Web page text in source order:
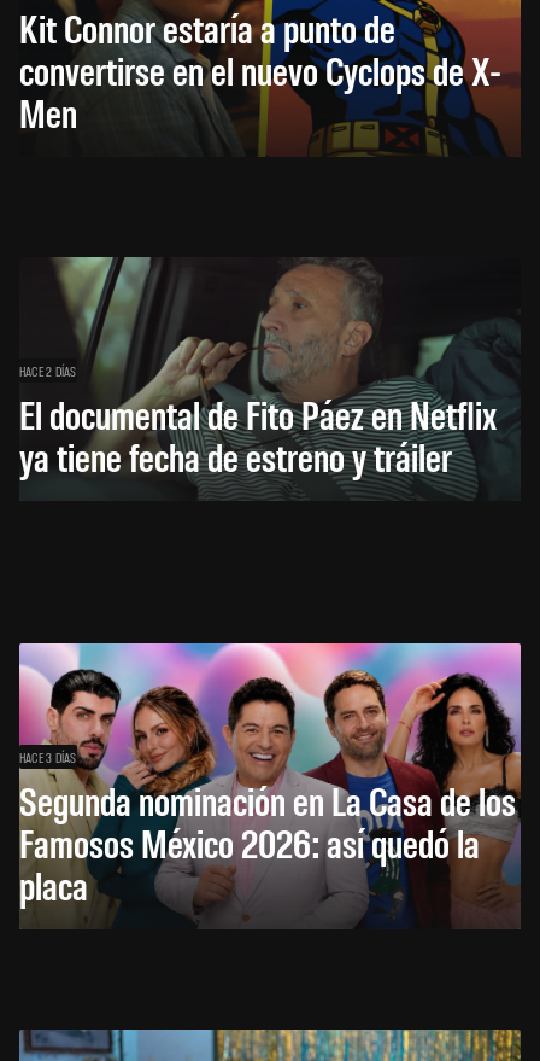
Kit Connor estaría a punto de
convertirse en el nuevo Cyclops de X-
Men
HACE 2 DÍAS
El documental de Fito Páez en Netflix
ya tiene fecha de estreno y tráiler
HACE 3 DÍAS
Segunda nominación en La Casa de los
Famosos México 2026: así quedó la
placa